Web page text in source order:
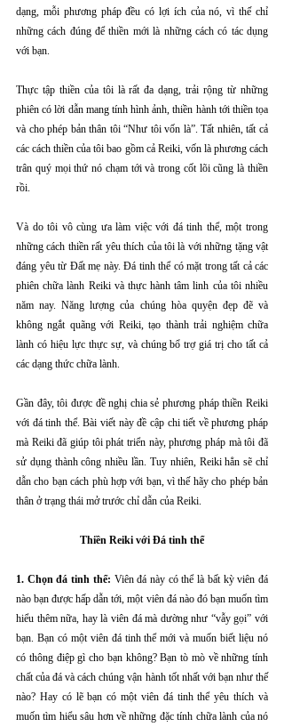
dạng, mỗi phương pháp đều có lợi ích của nó, vì thế chỉ
những cách đúng để thiền mới là những cách có tác dụng
với bạn.
Thực tập thiền của tôi là rất đa dạng, trải rộng từ những
phiên có lời dẫn mang tính hình ảnh, thiền hành tới thiền tọa
và cho phép bản thân tôi “Như tôi vốn là”. Tất nhiên, tất cả
các cách thiền của tôi bao gồm cả Reiki, vốn là phương cách
trân quý mọi thứ nó chạm tới và trong cốt lõi cũng là thiền
rồi.
Và do tôi vô cùng ưa làm việc với đá tinh thể, một trong
những cách thiền rất yêu thích của tôi là với những tặng vật
đáng yêu từ Đất mẹ này. Đá tinh thể có mặt trong tất cả các
phiên chữa lành Reiki và thực hành tâm linh của tôi nhiều
năm nay. Năng lượng của chúng hòa quyện đẹp đẽ và
không ngắt quãng với Reiki, tạo thành trải nghiệm chữa
lành có hiệu lực thực sự, và chúng bổ trợ giá trị cho tất cả
các dạng thức chữa lành.
Gần đây, tôi được đề nghị chia sẻ phương pháp thiền Reiki
với đá tinh thể. Bài viết này đề cập chi tiết về phương pháp
mà Reiki đã giúp tôi phát triển này, phương pháp mà tôi đã
sử dụng thành công nhiều lần. Tuy nhiên, Reiki hẳn sẽ chỉ
dẫn cho bạn cách phù hợp với bạn, vì thế hãy cho phép bản
thân ở trạng thái mở trước chỉ dẫn của Reiki.
Thiền Reiki với Đá tinh thể
1. Chọn đá tinh thể: Viên đá này có thể là bất kỳ viên đá
nào bạn được hấp dẫn tới, một viên đá nào đó bạn muốn tìm
hiểu thêm nữa, hay là viên đá mà dường như “vẫy gọi” với
bạn. Bạn có một viên đá tinh thể mới và muốn biết liệu nó
có thông điệp gì cho bạn không? Bạn tò mò về những tính
chất của đá và cách chúng vận hành tốt nhất với bạn như thế
nào? Hay có lẽ bạn có một viên đá tinh thể yêu thích và
muốn tìm hiểu sâu hơn về những đặc tính chữa lành của nó